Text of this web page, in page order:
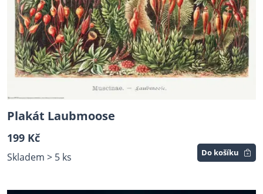
Plakát Laubmoose
199 Kč
Skladem > 5 ks Do košíku